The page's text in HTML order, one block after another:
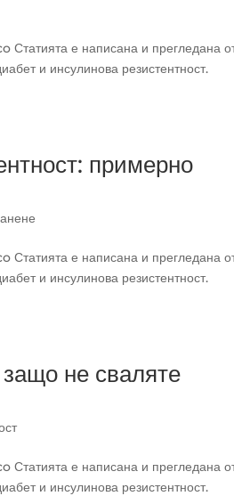
Статията е написана и прегледана
и инсулинова резистентност.
примерно
Статията е написана и прегледана
и инсулинова резистентност.
не сваляте
Статията е написана и прегледана
и инсулинова резистентност.